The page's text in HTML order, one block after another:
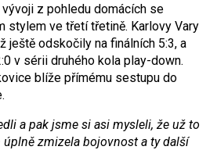
z pohledu domácích se
stylem ve třetí třetině. Karlovy Vary
ještě odskočily na finálních 5:3, a
v sérii druhého kola play-down.
blíže přímému sestupu do
a pak jsme si asi mysleli, že už to
zmizela bojovnost a ty další